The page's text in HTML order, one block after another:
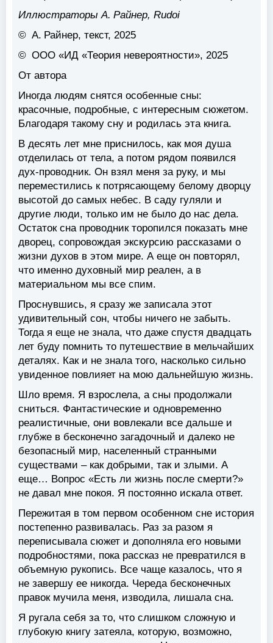
Иллюстраторы А. Райнер, Rudoi
© А. Райнер, текст, 2025
© ООО «ИД «Теория невероятности», 2025
От автора
Иногда людям снятся особенные сны:
красочные, подробные, с интересным сюжетом.
Благодаря такому сну и родилась эта книга.
В десять лет мне приснилось, как моя душа
отделилась от тела, а потом рядом появился
дух-проводник. Он взял меня за руку, и мы
переместились к потрясающему белому дворцу
высотой до самых небес. В саду гуляли и
другие люди, только им не было до нас дела.
Остаток сна проводник торопился показать мне
дворец, сопровождая экскурсию рассказами о
жизни духов в этом мире. А еще он повторял,
что именно духовный мир реален, а в
материальном мы все спим.
Проснувшись, я сразу же записала этот
удивительный сон, чтобы ничего не забыть.
Тогда я еще не знала, что даже спустя двадцать
лет буду помнить то путешествие в мельчайших
деталях. Как и не знала того, насколько сильно
увиденное повлияет на мою дальнейшую жизнь.
Шло время. Я взрослела, а сны продолжали
сниться. Фантастические и одновременно
реалистичные, они вовлекали все дальше и
глубже в бесконечно загадочный и далеко не
безопасный мир, населенный странными
существами – как добрыми, так и злыми. А
еще… Вопрос «Есть ли жизнь после смерти?»
не давал мне покоя. Я постоянно искала ответ.
Пережитая в том первом особенном сне история
постепенно развивалась. Раз за разом я
переписывала сюжет и дополняла его новыми
подробностями, пока рассказ не превратился в
объемную рукопись. Все чаще казалось, что я
не завершу ее никогда. Череда бесконечных
правок мучила меня, изводила, лишала сна.
Я ругала себя за то, что слишком сложную и
глубокую книгу затеяла, которую, возможно,